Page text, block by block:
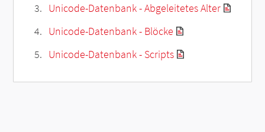
Unicode-Datenbank - Abgeleitetes Alter
Unicode-Datenbank - Blöcke
Unicode-Datenbank - Scripts